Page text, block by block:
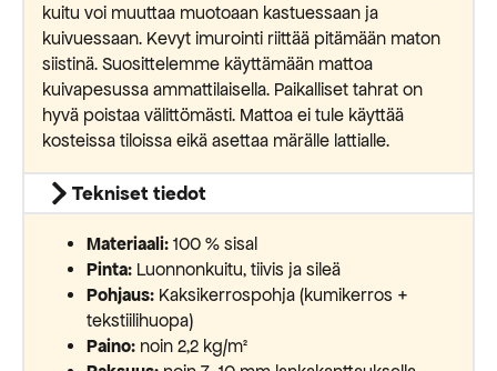
kuitu voi muuttaa muotoaan kastuessaan ja
kuivuessaan. Kevyt imurointi riittää pitämään maton
siistinä. Suosittelemme käyttämään mattoa
kuivapesussa ammattilaisella. Paikalliset tahrat on
hyvä poistaa välittömästi. Mattoa ei tule käyttää
kosteissa tiloissa eikä asettaa märälle lattialle.
Tekniset tiedot
Materiaali: 100 % sisal
Pinta: Luonnonkuitu, tiivis ja sileä
Pohjaus: Kaksikerrospohja (kumikerros +
tekstiilihuopa)
Paino: noin 2,2 kg/m²